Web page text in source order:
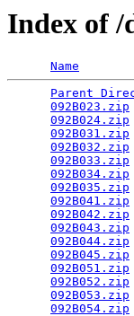
Index of /
Name
Parent
092B023.zip
092B024.zip
092B031.zip
092B032.zip
092B033.zip
092B034.zip
092B035.zip
092B041.zip
092B042.zip
092B043.zip
092B044.zip
092B045.zip
092B051.zip
092B052.zip
092B053.zip
092B054.zip